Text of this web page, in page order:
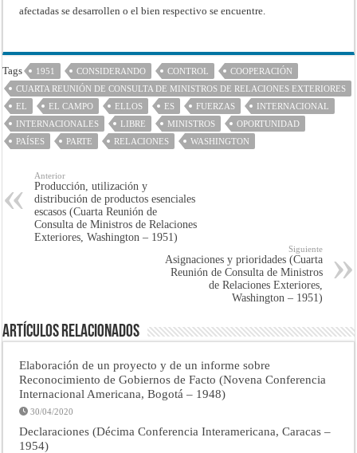
afectadas se desarrollen o el bien respectivo se encuentre.
Tags 1951 CONSIDERANDO CONTROL
COOPERACIÓN
CUARTA REUNIÓN DE CONSULTA DE MINISTROS DE RELACIONES EXTERIORES
EL
EL CAMPO ELLOS ES FUERZAS
INTERNACIONAL
INTERNACIONALES
LIBRE MINISTROS
OPORTUNIDAD
PAÍSES
PARTE RELACIONES WASHINGTON
Anterior
Producción, utilización y
distribución de productos esenciales
escasos (Cuarta Reunión de
Consulta de Ministros de Relaciones
Exteriores, Washington – 1951)
Siguiente
Asignaciones y prioridades (Cuarta
Reunión de Consulta de Ministros
de Relaciones Exteriores,
Washington – 1951)
Artículos Relacionados
Elaboración de un proyecto y de un informe sobre
Reconocimiento de Gobiernos de Facto (Novena Conferencia
Internacional Americana, Bogotá – 1948)
30/04/2020
Declaraciones (Décima Conferencia Interamericana, Caracas –
1954)